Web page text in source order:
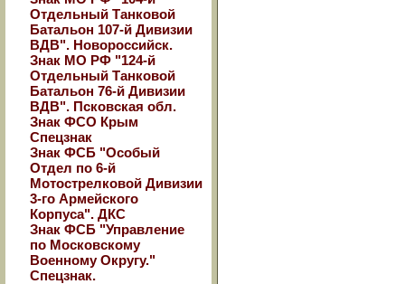
Отдельный Танковой
Батальон 107-й Дивизии
ВДВ". Новороссийск.
Знак МО РФ "124-й
Отдельный Танковой
Батальон 76-й Дивизии
ВДВ". Псковская обл.
Знак ФСО Крым
Спецзнак
Знак ФСБ "Особый
Отдел по 6-й
Мотострелковой Дивизии
3-го Армейского
Корпуса". ДКС
Знак ФСБ "Управление
по Московскому
Военному Округу."
Спецзнак.